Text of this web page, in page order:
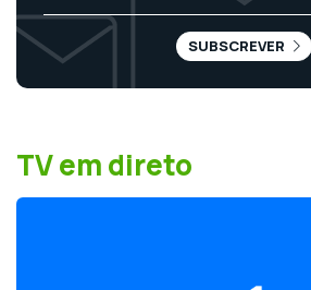
SUBSCREVER
TV em direto